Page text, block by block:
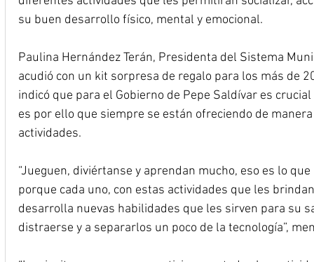
su buen desarrollo físico, mental y emocional.
Paulina Hernández Terán, Presidenta del Sistema
acudió con un kit sorpresa de regalo para los más de
indicó que para el Gobierno de Pepe Saldívar es
es por ello que siempre se están ofreciendo de
actividades.
“Jueguen, diviértanse y aprendan mucho, eso es lo
porque cada uno, con estas actividades que les
desarrolla nuevas habilidades que les sirven para su
distraerse y a separarlos un poco de la tecnología”,